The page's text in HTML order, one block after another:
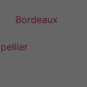
Bordeaux